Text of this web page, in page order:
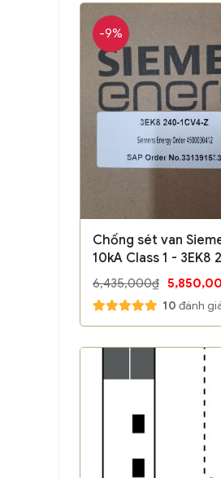
-9%
Chống sét van
10kA Class 1 - 3EK8
2CV4-Z M30 P12
6,435,000₫
10 đánh